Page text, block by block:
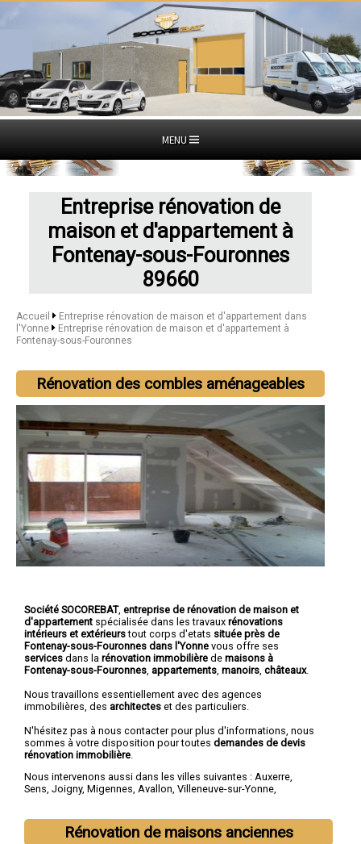
MENU
Entreprise rénovation de
maison et d'appartement à
Fontenay-sous-Fouronnes
89660
Accueil
Entreprise rénovation de maison et d'appartement dans
l'Yonne
Entreprise rénovation de maison et d'appartement à
Fontenay-sous-Fouronnes
Rénovation des combles aménageables
Société SOCOREBAT, entreprise de rénovation de maison et
d'appartement spécialisée dans les travaux rénovations
intérieurs et extérieurstout corps d'etats située près de
Fontenay-sous-Fouronnes dans l'Yonne vous offre ses
services dans la rénovation immobilière de maisons à
Fontenay-sous-Fouronnes appartements manoirs châteaux.
Nous travaillons essentiellement avec des agences
immobilières, des architectes et des particuliers.
N'hésitez pas à nous contacter pour plus d'informations, nous
sommes à votre disposition pour toutes demandes de devis
rénovation immobilière
Nous intervenons aussi dans les villes suivantes : Auxerre,
Sens, Joigny, Migennes, Avallon, Villeneuve-sur-Yonne,
Rénovation de maisons anciennes